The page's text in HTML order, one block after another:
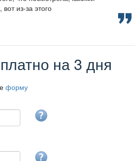
из-за этого
на 3 дня
форму